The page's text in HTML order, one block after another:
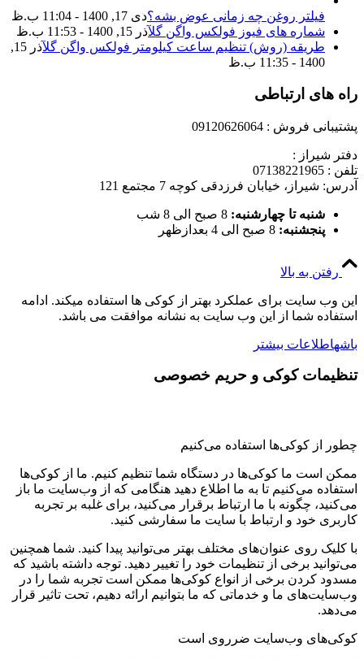
فیلتر روغن چه زمانی عوض بشه؟دی 17, 1400 - 11:04 ب.ظ
شماره های فیوز فولکس واگن گلآذر 15, 1400 - 11:53 ب.ظ
طریقه (روش) تنظیم ساعت کیلومتر فولکس واگن گل
آذر 15,
1400 - 11:35 ب.ظ
راه های ارتباطی
پشتیبانی فروش : 09120626064
دفتر شیراز :
تلفن : 07138221965
آدرس: شیراز، خیابان فرزدقی کوچه 7 مجتمع 121
شنبه تا چهارشنبه: 8 صبح الی 8 شب
پنجشنبه: 8 صبح الی 4 بعدازظهر
رفتن به بالا
این وب سایت برای عملکرد بهتر از کوکی ها استفاده میکند. ادامه
استفاده شما از این وب سایت به نشانه موافقت می باشد.
باشهاطلاعات بیشتر
تنظیمات کوکی و حریم خصوصی
چطور از کوکی‌ها استفاده می‌کنیم
ممکن است ما کوکی‌ها در دستگاه شما تنظیم کنیم. ما از کوکی‌ها
استفاده می‌کنیم تا به ما اطلاع دهید هنگامی که از وب‌سایت ما باز
می‌کنید، چگونه با ما ارتباط برقرار می‌کنید، برای غلبه بر تجربه
کاربری خود و ارتباط با سایت ما سفارشی کنید.
با کلیک روی عنوان‌های مختلف بهتر می‌توانید پیدا کنید. شما همچنین
می‌توانید برخی از تنظیمات خود را تغییر دهید. توجه داشته باشید که
مسدود کردن برخی از انواع کوکی‌ها ممکن است تجربه شما را در
وب‌سایت‌های ما و خدماتی که ما بتوانیم ارائه دهیم، تحت تاثیر قرار
می‌دهد.
کوکی‌های وب‌سایت ضرروی است